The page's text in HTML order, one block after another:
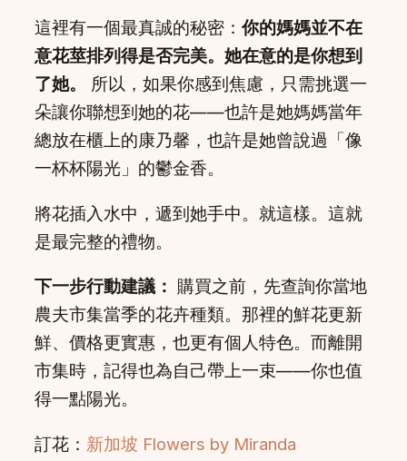
這裡有一個最真誠的秘密： 你的媽媽並不在
意花莖排列得是否完美。她在意的是你想到
了她。
所以，如果你感到焦慮，只需挑選一
朵讓你聯想到她的花——也許是她媽媽當年
總放在櫃上的康乃馨，也許是她曾說過「像
一杯杯陽光」的鬱金香。
將花插入水中，遞到她手中。就這樣。這就
是最完整的禮物。
下一步行動建議： 購買之前，先查詢你當地
農夫市集當季的花卉種類。那裡的鮮花更新
鮮、價格更實惠，也更有個人特色。而離開
市集時，記得也為自己帶上一束——你也值
得一點陽光。
訂花： 新加坡 Flowers by Miranda